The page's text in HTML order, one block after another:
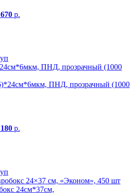
670 р.
ПНД, прозрачный (1000
180 р.
24×37 см, «Эконом», 450 шт